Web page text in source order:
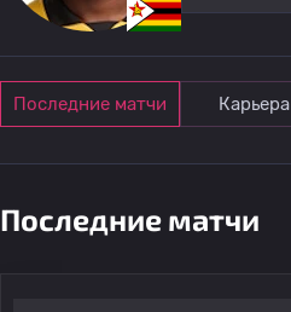
Последние матчи Карьера
Последние матчи